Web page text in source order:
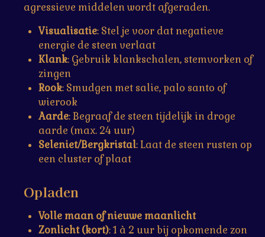
agressieve middelen wordt afgeraden.
Visualisatie: Stel je voor dat negatieve
energie de steen verlaat
Klank: Gebruik klankschalen, stemvorken of
zingen
Rook: Smudgen met salie, palo santo of
wierook
Aarde: Begraaf de steen tijdelijk in droge
aarde (max. 24 uur)
Seleniet/Bergkristal: Laat de steen rusten op
een cluster of plaat
Opladen
Volle maan of nieuwe maanlicht
Zonlicht (kort): 1 à 2 uur bij opkomende zon